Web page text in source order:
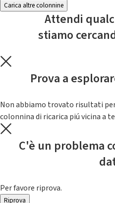
Carica altre colonnine
Attendi
stiamo
Prova a
Non abbiamo trovato risultati
colonnina di ricarica piú vicina a
C'è un problema
Per favore riprova.
Riprova